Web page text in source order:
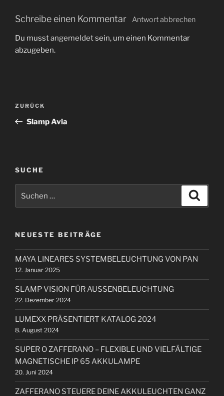
Schreibe einen Kommentar Antwort abbrechen
Du musstangemeldetsein, um einen Kommentar
abzugeben.
a
g
v
i
g
a
t
i
o
n
V
o
r
e
i
t
r
a
g
ZURÜCK
Slamp Avia
SUCHE
e
n
n
a
c
h
:
c
NEUESTE BEITRÄGE
MAYA LINEARES SYSTEMBELEUCHTUNG VON PAN
12. Januar 2025
SLAMP VISION FÜR AUSSENBELEUCHTUNG
22. Dezember 2024
LUMEXX PRÄSENTIERT KATALOG 2024
8. August 2024
SUPER O ZAFFERANO – FLEXIBLE UND VIELFÄLTIGE
MAGNETISCHE IP 65 AKKULAMPE
20. Juni 2024
ZAFFERANO STEUERE DEINE AKKULEUCHTEN GANZ